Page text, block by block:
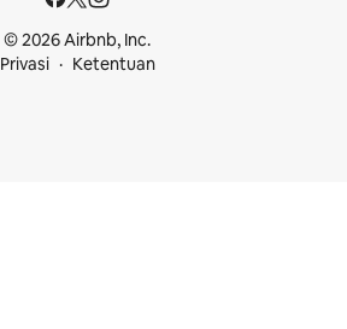
© 2026 Airbnb, Inc.
Privasi
Ketentuan